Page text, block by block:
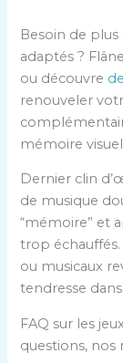
Besoin de plus
adaptés ?
ou découvre
renouveler
mémoire
Dernier clin
de musique
“mémoire” et
trop échauffés.
ou musicaux
tendresse
FAQ sur les
questions, nos